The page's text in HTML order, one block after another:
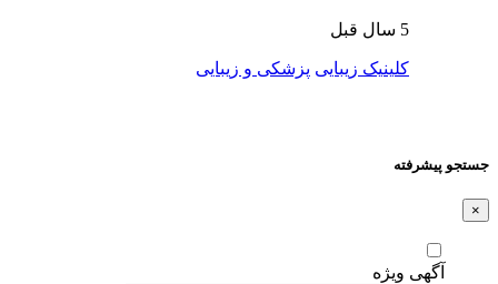
5 سال قبل
کلینیک زیبایی پزشکی و زیبایی
جستجو پیشرفته
×
آگهی ویژه